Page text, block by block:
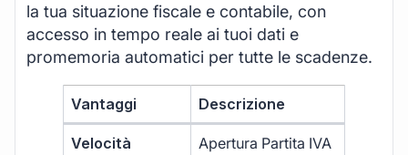
la tua situazione fiscale e contabile, con
accesso in tempo reale ai tuoi dati e
promemoria automatici per tutte le scadenze.
Vantaggi Descrizione
Velocità
Apertura Partita IVA